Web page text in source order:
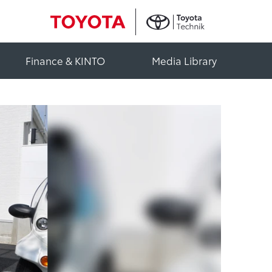
Finance & KINTO Media Library